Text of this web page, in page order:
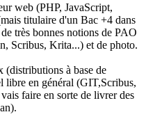
web (PHP, JavaScript,
titulaire d'un Bac +4 dans
très bonnes notions de PAO
Scribus, Krita...) et de photo.
(distributions à base de
libre en général (GIT,Scribus,
faire en sorte de livrer des